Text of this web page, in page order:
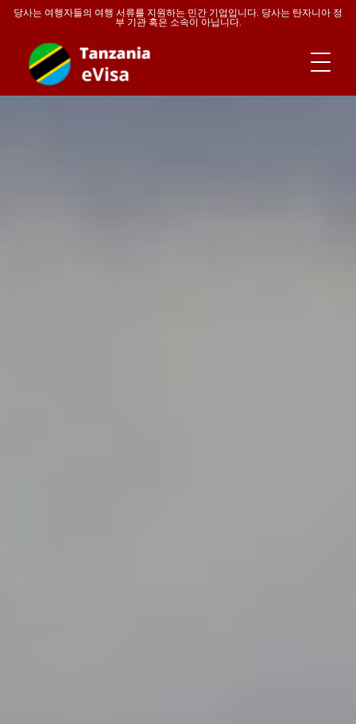
당사는 여행자들의 여행 서류를 지원하는 민간 기업입니다. 당사는 탄자니아 정
부 기관 혹은 소속이 아닙니다.